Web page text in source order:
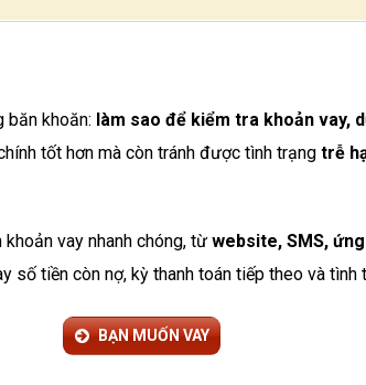
băn khoăn: làm sao để kiểm tra khoản vay,
tốt hơn mà còn tránh được tình trạng trễ
vay nhanh chóng, từ website, SMS,
số tiền còn nợ, kỳ thanh toán tiếp theo và tình
BẠN MUỐN VAY